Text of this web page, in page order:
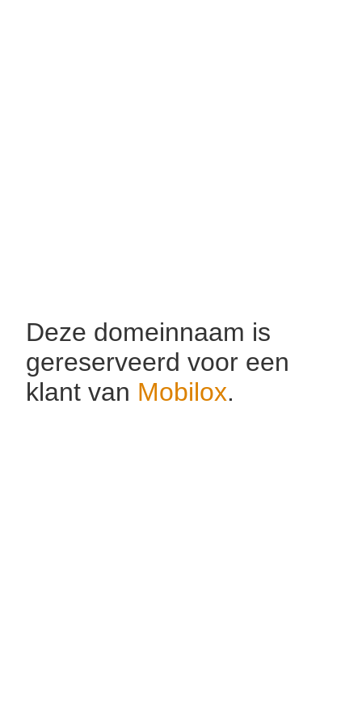
Deze domeinnaam is
gereserveerd voor een
klant van Mobilox.